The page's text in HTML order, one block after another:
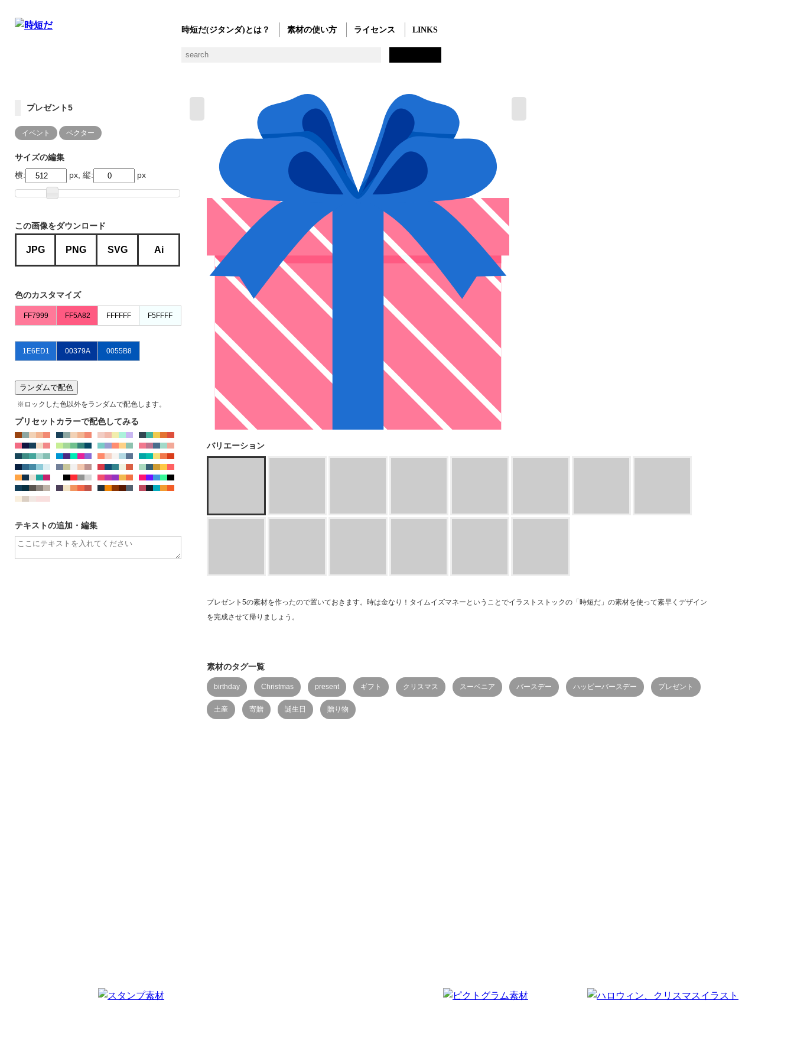
時短だ(ジタンダ)とは？ 素材の使い方 ライセンス LINKS
プレゼント5
イベント ベクター
サイズの編集
横:
px, 縦: px
この画像をダウンロード
JPG PNG SVG Ai
色のカスタマイズ
ランダムで配色
※ロックした色以外をランダムで配色します。
プリセットカラーで配色してみる
テキストの追加・編集
バリエーション
プレゼント5の素材を作ったので置いておきます。時は金なり！タイムイズマネーということでイラストストックの「時短だ」の素材を使って素早くデザイン
を完成させて帰りましょう。
素材のタグ一覧
birthday Christmas present ギフト クリスマス スーベニア バースデー ハッピーバースデー プレゼント
土産 寄贈 誕生日 贈り物